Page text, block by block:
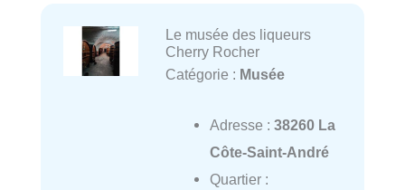
Le musée des liqueurs
Cherry Rocher
Catégorie : Musée
Adresse : 38260 La
Côte-Saint-André
Quartier :